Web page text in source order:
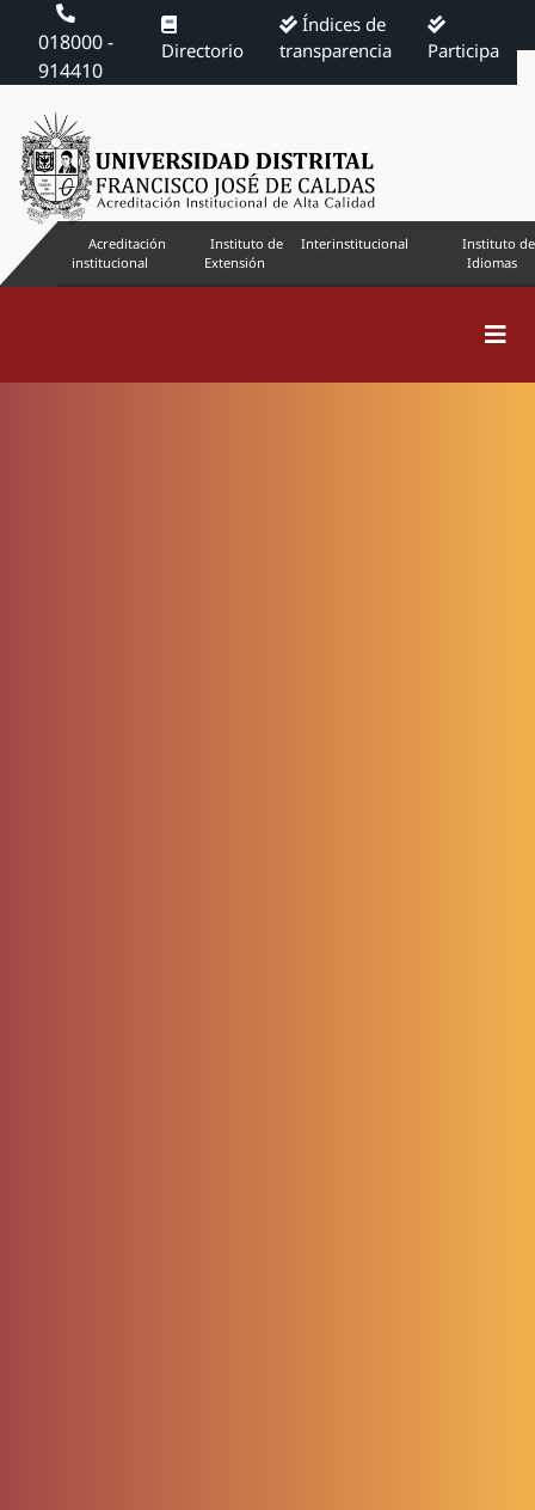
018000 -
914410
Directorio
Índices de
transparencia
Participa
Acreditación
institucional
Instituto de
Extensión
Interinstitucional
Instituto de
Idiomas